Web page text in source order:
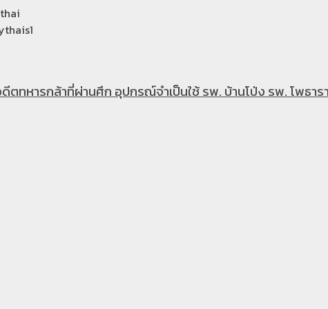
หารกล้าที่ผ่านศึก อุปกรณ์จำเป็นใช้ รพ. บ้านโป่ง รพ. โพธารา